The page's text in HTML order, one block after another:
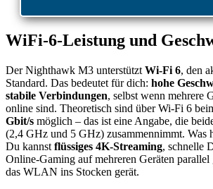
WiFi-6-Leistung und
Der Nighthawk M3 unterstützt Wi-Fi 6, den
Standard. Das bedeutet für dich: hohe
stabile Verbindungen, selbst wenn mehrere
online sind. Theoretisch sind über Wi-Fi 6
Gbit/s möglich – das ist eine Angabe, die
(2,4 GHz und 5 GHz) zusammennimmt. Was
Du kannst flüssiges 4K-Streaming, schnelle
Online-Gaming auf mehreren Geräten parallel
das WLAN ins Stocken gerät.